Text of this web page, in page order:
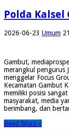
Polda Kalsel
2026-06-23 Umum 21
Gambut,
merangkul pengurus
menggelar Focus
Kecamatan Gambut
memiliki posisi
masyarakat, media
berimbang, dan
Read More »